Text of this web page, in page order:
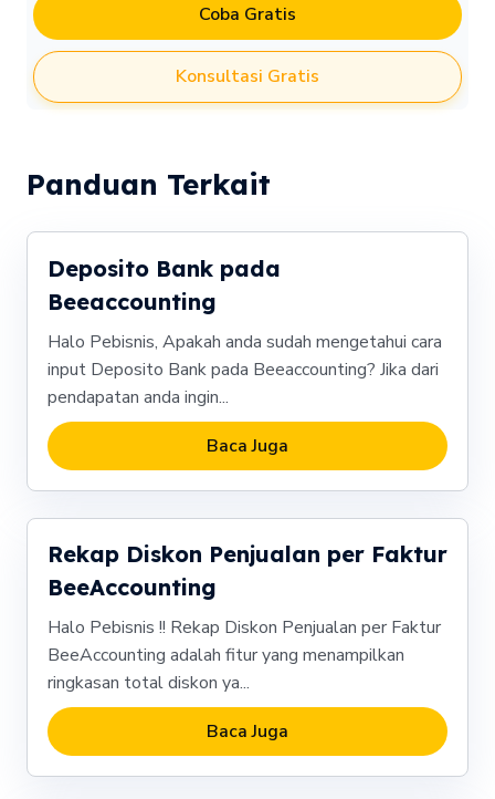
Coba Gratis
Konsultasi Gratis
Panduan Terkait
Deposito Bank pada
Beeaccounting
Halo Pebisnis, Apakah anda sudah mengetahui cara
input Deposito Bank pada Beeaccounting? Jika dari
pendapatan anda ingin...
Baca Juga
Rekap Diskon Penjualan per Faktur
BeeAccounting
Halo Pebisnis !! Rekap Diskon Penjualan per Faktur
BeeAccounting adalah fitur yang menampilkan
ringkasan total diskon ya...
Baca Juga